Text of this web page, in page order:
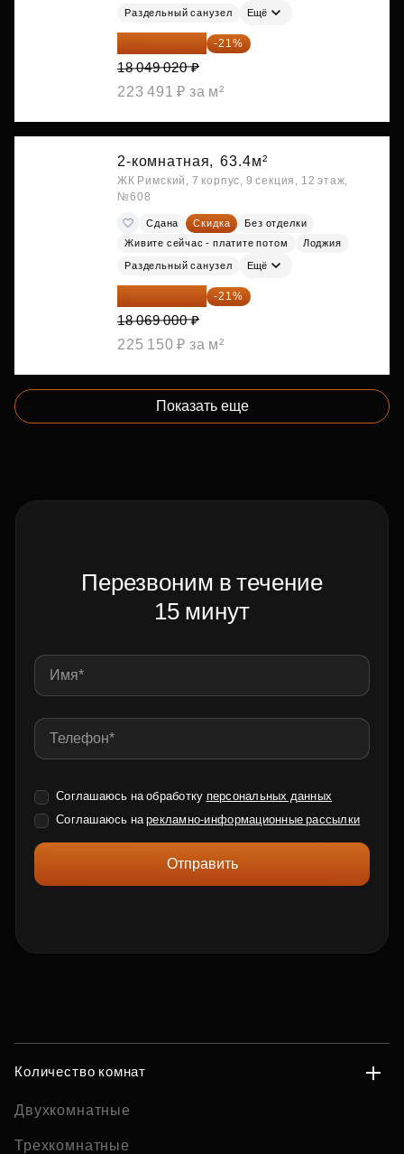
Раздельный санузел Ещё
14 258 726 ₽ -21%
18 049 020 ₽
223 491 ₽ за м²
2-комнатная, 63.4м²
ЖК Римский, 7 корпус, 9 секция, 12 этаж,
№608
Сдана Скидка
Без отделки
Живите сейчас - платите потом
Лоджия
Раздельный санузел Ещё
14 274 510 ₽ -21%
18 069 000 ₽
225 150 ₽ за м²
Показать еще
Перезвоним в течение
15 минут
Соглашаюсь на обработку персональных данных
Соглашаюсь нарекламно-информационные рассылки
Отправить
Количество комнат
Двухкомнатные
Трехкомнатные